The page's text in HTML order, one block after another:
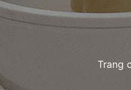
Trang